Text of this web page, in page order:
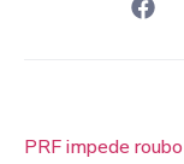
PRF impede